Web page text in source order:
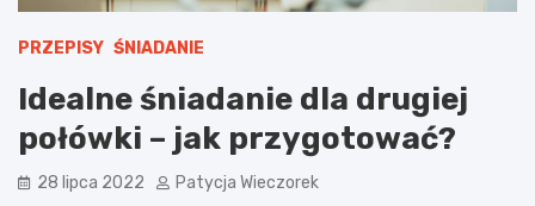
PRZEPISY ŚNIADANIE
Idealne śniadanie dla drugiej
połówki – jak przygotować?
28 lipca 2022 Patycja Wieczorek